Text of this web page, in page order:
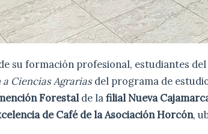
su formación profesional, estudiantes
Ciencias Agrariasdel programa de
Forestalde lafilial Nueva
de Café de la Asociación Horcón,